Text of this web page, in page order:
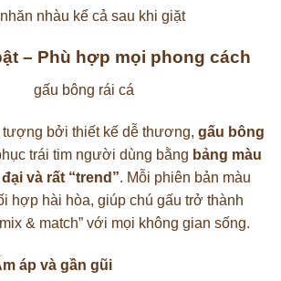
nhàu kể cả sau khi giặt
– Phù hợp mọi phong cách
tượng bởi thiết kế dễ thương, gấu bông
trái tim người dùng bằng bảng màu
và rất “trend”. Mỗi phiên bản màu
hợp hài hòa, giúp chú gấu trở thành
& match” với mọi không gian sống.
áp và gần gũi